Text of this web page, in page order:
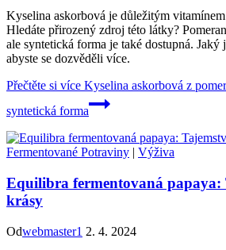
Kyselina askorbová je důležitým
Hledáte přirozený zdroj této látky?
ale syntetická forma je také dostupná. Jaký
abyste se dozvěděli více.
Přečtěte si více Kyselina askorbová z
syntetická forma
Fermentované Potraviny | Výživa
Equilibra fermentovaná papaya:
krásy
Odwebmaster1 2. 4. 2024